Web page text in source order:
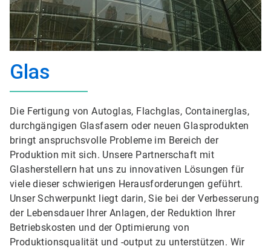
Glas
Die Fertigung von Autoglas, Flachglas, Containerglas,
durchgängigen Glasfasern oder neuen Glasprodukten
bringt anspruchsvolle Probleme im Bereich der
Produktion mit sich. Unsere Partnerschaft mit
Glasherstellern hat uns zu innovativen Lösungen für
viele dieser schwierigen Herausforderungen geführt.
Unser Schwerpunkt liegt darin, Sie bei der Verbesserung
der Lebensdauer Ihrer Anlagen, der Reduktion Ihrer
Betriebskosten und der Optimierung von
Produktionsqualität und -output zu unterstützen. Wir